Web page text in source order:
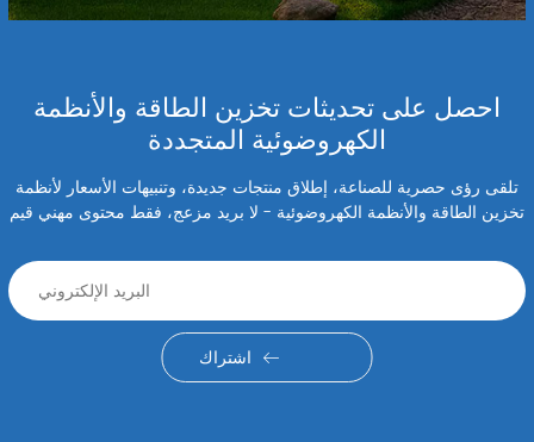
احصل على تحديثات تخزين الطاقة والأنظمة
الكهروضوئية المتجددة
تلقى رؤى حصرية للصناعة، إطلاق منتجات جديدة، وتنبيهات الأسعار لأنظمة
تخزين الطاقة والأنظمة الكهروضوئية - لا بريد مزعج، فقط محتوى مهني قيم
اشتراك